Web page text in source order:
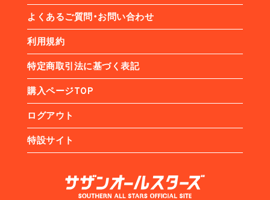
よくあるご質問・お問い合わせ
利用規約
特定商取引法に基づく表記
購入ページTOP
ログアウト
特設サイト